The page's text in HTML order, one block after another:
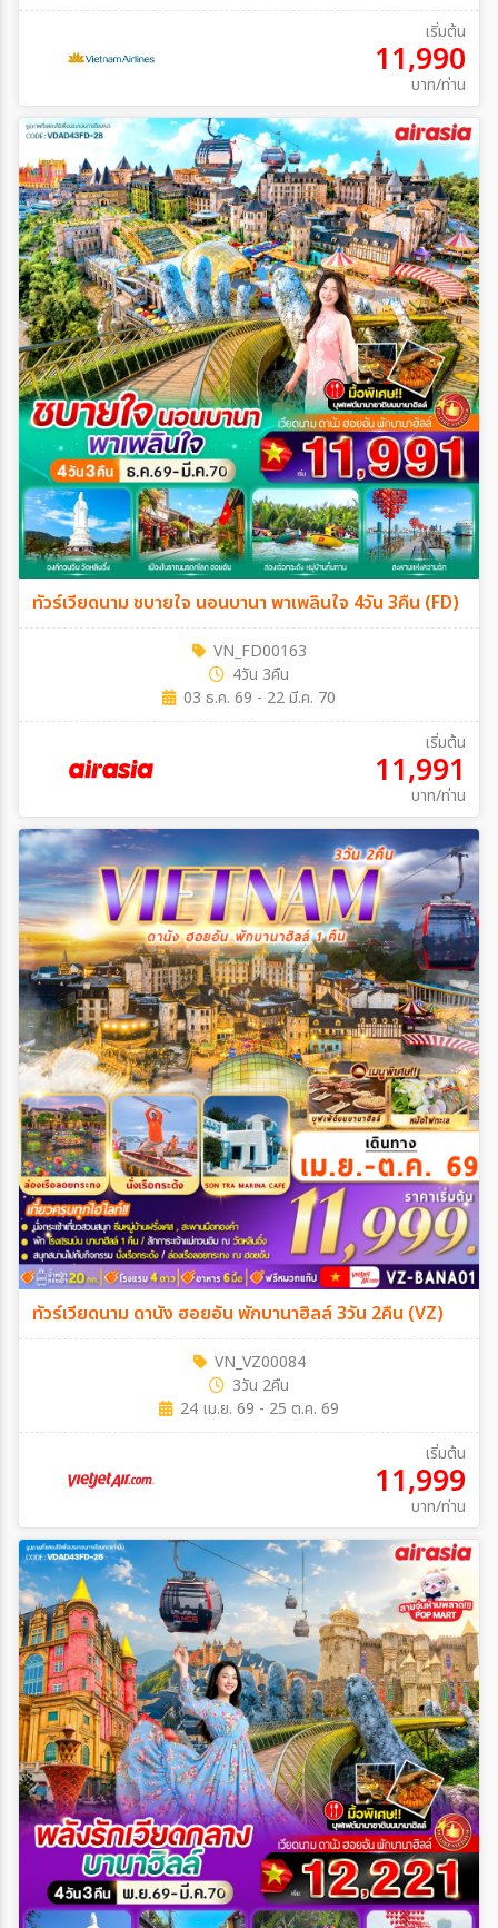
เริ่มต้น
11,990
บาท/ท่าน
ทัวร์เวียดนาม ชบายใจ นอนบานา พาเพลินใจ 4วัน 3คืน (FD)
VN_FD00163
4วัน 3คืน
03 ธ.ค. 69 - 22 มี.ค. 70
เริ่มต้น
11,991
บาท/ท่าน
ทัวร์เวียดนาม ดานัง ฮอยอัน พักบานาฮิลล์ 3วัน 2คืน (VZ)
VN_VZ00084
3วัน 2คืน
24 เม.ย. 69 - 25 ต.ค. 69
เริ่มต้น
11,999
บาท/ท่าน